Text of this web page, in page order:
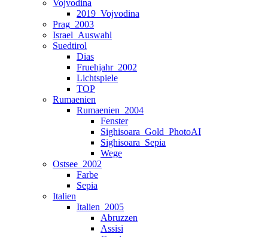
Vojvodina
2019_Vojvodina
Prag_2003
Israel_Auswahl
Suedtirol
Dias
Fruehjahr_2002
Lichtspiele
TOP
Rumaenien
Rumaenien_2004
Fenster
Sighisoara_Gold_PhotoAI
Sighisoara_Sepia
Wege
Ostsee_2002
Farbe
Sepia
Italien
Italien_2005
Abruzzen
Assisi